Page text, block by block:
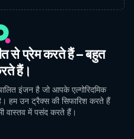
से प्रेम करते हैं – बहुत
हैं।
इंजन है जो आपके एल्गोरिदमिक
हम उन ट्रैक्स की सिफारिश करते हैं
वास्तव में पसंद करते हैं।